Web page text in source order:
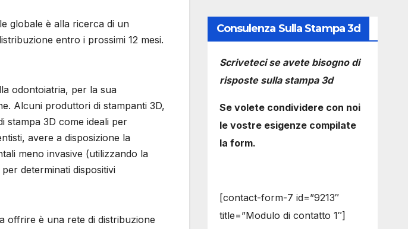
globale è alla ricerca di un
entro i prossimi 12 mesi.
odontoiatria, per la sua
Alcuni produttori di stampanti 3D,
stampa 3D come ideali per
avere a disposizione la
meno invasive (utilizzando la
determinati dispositivi
offrire è una rete di distribuzione
Consulenza Sulla Stampa 3d
Scriveteci se avete bisogno di
risposte sulla stampa 3d
Se volete condividere con noi
le vostre esigenze compilate
la form.
[contact-form-7 id=”9213″
title=”Modulo di contatto 1″]